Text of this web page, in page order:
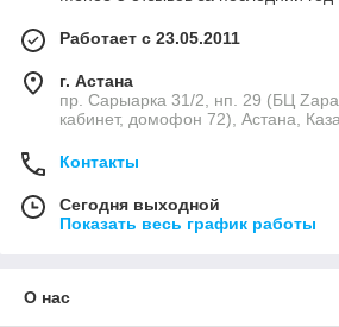
Работает с 23.05.2011
г. Астана
пр. Сарыарка 31/2, нп. 29 (БЦ
кабинет, домофон 72), Астана,
Контакты
Сегодня выходной
Показать весь график работы
О нас